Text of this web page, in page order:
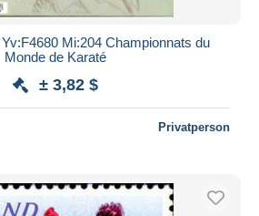
Mi:204 Championnats du
Monde de Karaté
± 3,82 $
Privatperson